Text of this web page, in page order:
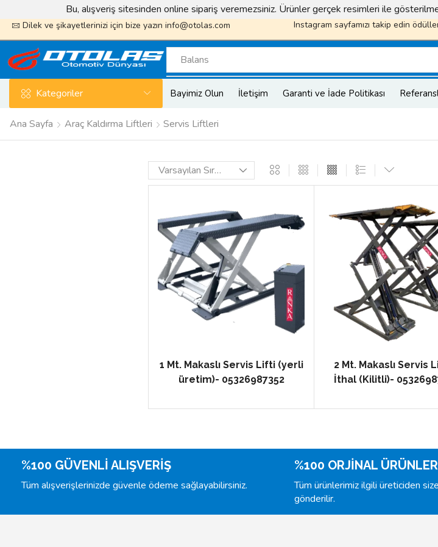
Bu, alışveriş sitesinden online sipariş veremezsiniz. Ürünler gerçek resimleri ile
Dilek ve şikayetlerinizi için bize yazın info@otolas.com
sayfamızı takip edin ödüller kazanınOtolas_Garaj Instagram sayfamızı takip edin
Balans
Kategoriler Bayimiz Olun İletişim Garanti ve İade Politikası
Ana Sayfa Araç Kaldırma Liftleri Servis Liftleri
1 Mt. Makaslı Servis Lifti (yerli
üretim)- 05326987352
2 Mt. Makaslı Servis
İthal (Kilitli)-
%100 GÜVENLİ ALIŞVERİŞ
Tüm alışverişlerinizde güvenle ödeme sağlayabilirsiniz.
%100 ORJİNAL ÜRÜNLER
Tüm ürünlerimiz ilgili üreticiden
gönderilir.